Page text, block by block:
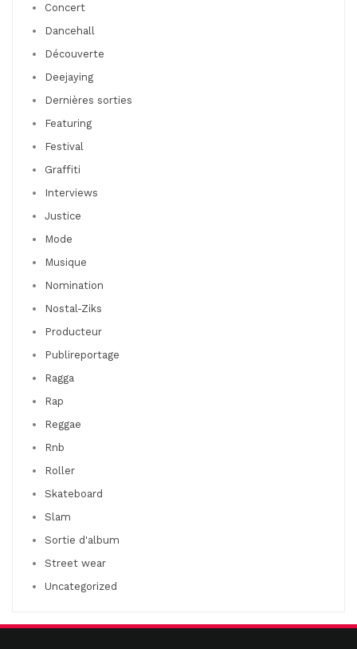
Concert
Dancehall
Découverte
Deejaying
Dernières sorties
Featuring
Festival
Graffiti
Interviews
Justice
Mode
Musique
Nomination
Nostal-Ziks
Producteur
Publireportage
Ragga
Rap
Reggae
Rnb
Roller
Skateboard
Slam
Sortie d'album
Street wear
Uncategorized